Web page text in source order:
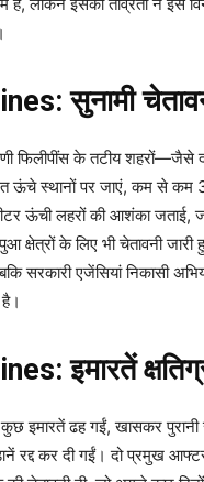
लेकिन इसकी तीव्रता ने इसे
सुनामी
फिलीपींस के तटीय
ऊंचे स्थानों पर जाएं, कम से कम
ऊंची लहरों की आशंका जताई,
क्षेत्रों के लिए भी चेतावनी
सरकारी एजेंसियां निकासी
इमारतें
इमारतें ढह गईं, खासकर
रद्द कर दी गईं। दो प्रमुख